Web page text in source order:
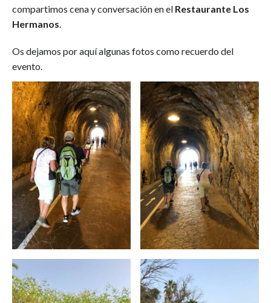
compartimos cena y conversación en el Restaurante Los
Hermanos
Os dejamos por aquí algunas fotos como recuerdo del
evento.